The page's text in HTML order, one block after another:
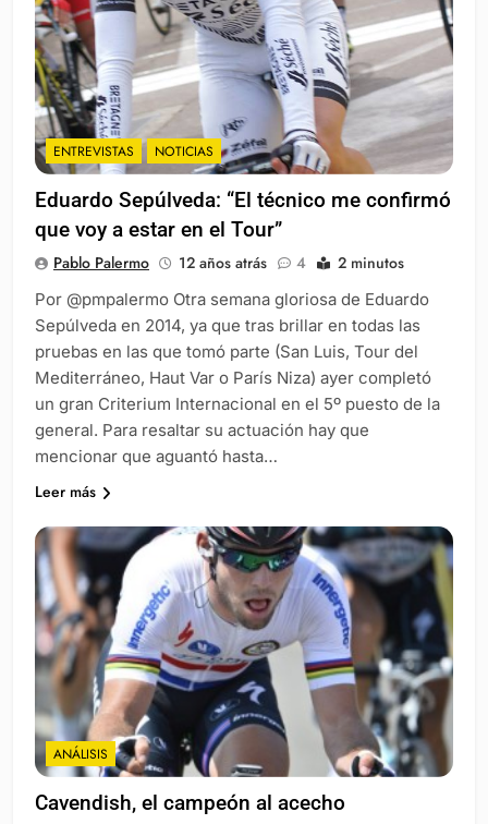
ENTREVISTAS NOTICIAS
Eduardo Sepúlveda: “El técnico me confirmó
que voy a estar en el Tour”
Pablo Palermo 12 años atrás 4 2 minutos
Por @pmpalermo Otra semana gloriosa de Eduardo
Sepúlveda en 2014, ya que tras brillar en todas las
pruebas en las que tomó parte (San Luis, Tour del
Mediterráneo, Haut Var o París Niza) ayer completó
un gran Criterium Internacional en el 5º puesto de la
general. Para resaltar su actuación hay que
mencionar que aguantó hasta…
Leer más
ANÁLISIS
Cavendish, el campeón al acecho